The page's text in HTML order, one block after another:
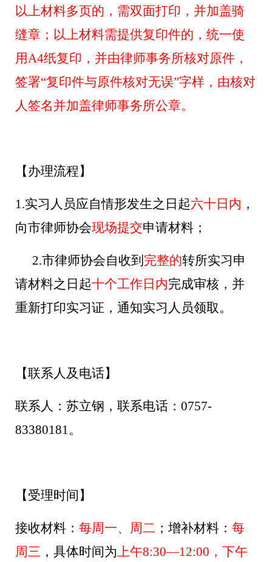
以上材料多页的，需双面打印，并加盖骑
缝章；以上材料需提供复印件的，统一使
用A4纸复印，并由律师事务所核对原件，
签署“复印件与原件核对无误”字样，由核对
人签名并加盖律师事务所公章。
【办理流程】
1.实习人员应自情形发生之日起六十日内 ，
向市律师协会现场提交申请材料；
2.市律师协会自收到 完整的转所实习申
请材料之日起十个工作日内完成审核，并
重新打印实习证，通知实习人员领取 。
【联系人及电话】
联系人：苏立钢，联系电话：0757-
83380181。
【受理时间】
接收材料： 每周一、周二 ；增补材料： 每
周三 ，具体时间为上午8:30—12:00，下午